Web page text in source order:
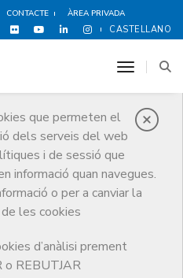
CONTACTE ÀREA PRIVADA
CASTELLANO
que permeten el
dels serveis del web
i de sessió que
informació quan navegues.
o per a canviar la
les cookies
d’anàlisi prement
o REBUTJAR
toggle
i oci
Metges i literatura